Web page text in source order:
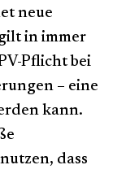
neue
in immer
Pflicht bei
– eine
kann.
dass